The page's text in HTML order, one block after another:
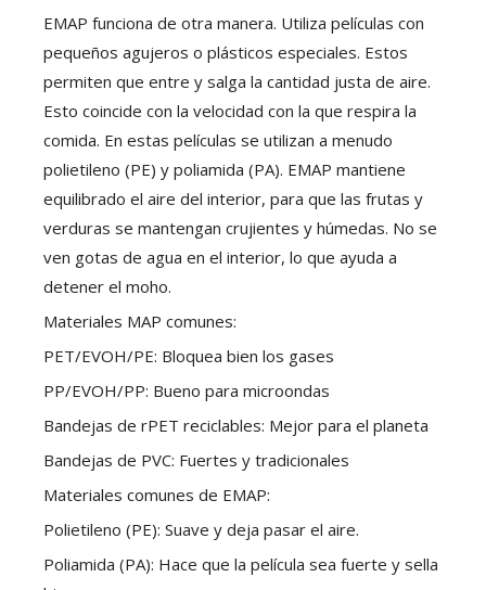
EMAP funciona de otra manera. Utiliza películas con
pequeños agujeros o plásticos especiales. Estos
permiten que entre y salga la cantidad justa de aire.
Esto coincide con la velocidad con la que respira la
comida. En estas películas se utilizan a menudo
polietileno (PE) y poliamida (PA). EMAP mantiene
equilibrado el aire del interior, para que las frutas y
verduras se mantengan crujientes y húmedas. No se
ven gotas de agua en el interior, lo que ayuda a
detener el moho.
Materiales MAP comunes:
PET/EVOH/PE: Bloquea bien los gases
PP/EVOH/PP: Bueno para microondas
Bandejas de rPET reciclables: Mejor para el planeta
Bandejas de PVC: Fuertes y tradicionales
Materiales comunes de EMAP:
Polietileno (PE): Suave y deja pasar el aire.
Poliamida (PA): Hace que la película sea fuerte y sella